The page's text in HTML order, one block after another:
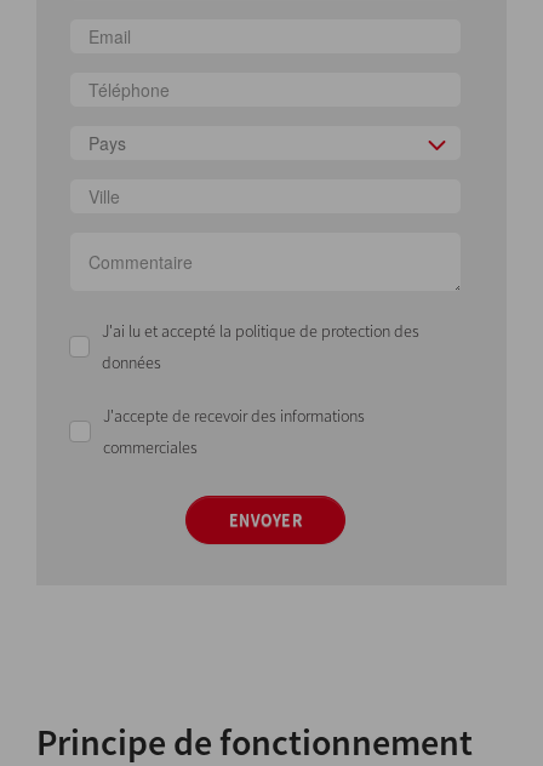
Pays
J'ai lu et accepté la politique de protection des
données
J'accepte de recevoir des informations
commerciales
ENVOYER
Principe de fonctionnement